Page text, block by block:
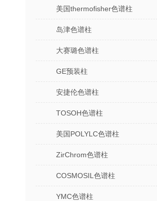
美国thermofisher色谱柱
岛津色谱柱
大赛璐色谱柱
GE预装柱
安捷伦色谱柱
TOSOH色谱柱
美国POLYLC色谱柱
ZirChrom色谱柱
COSMOSIL色谱柱
YMC色谱柱